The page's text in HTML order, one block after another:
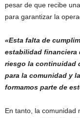
pesar de que recibe
para garantizar la
«Esta falta de
estabilidad financiera
riesgo la continuidad
para la comunidad y
formamos parte de
En tanto, la comunidad